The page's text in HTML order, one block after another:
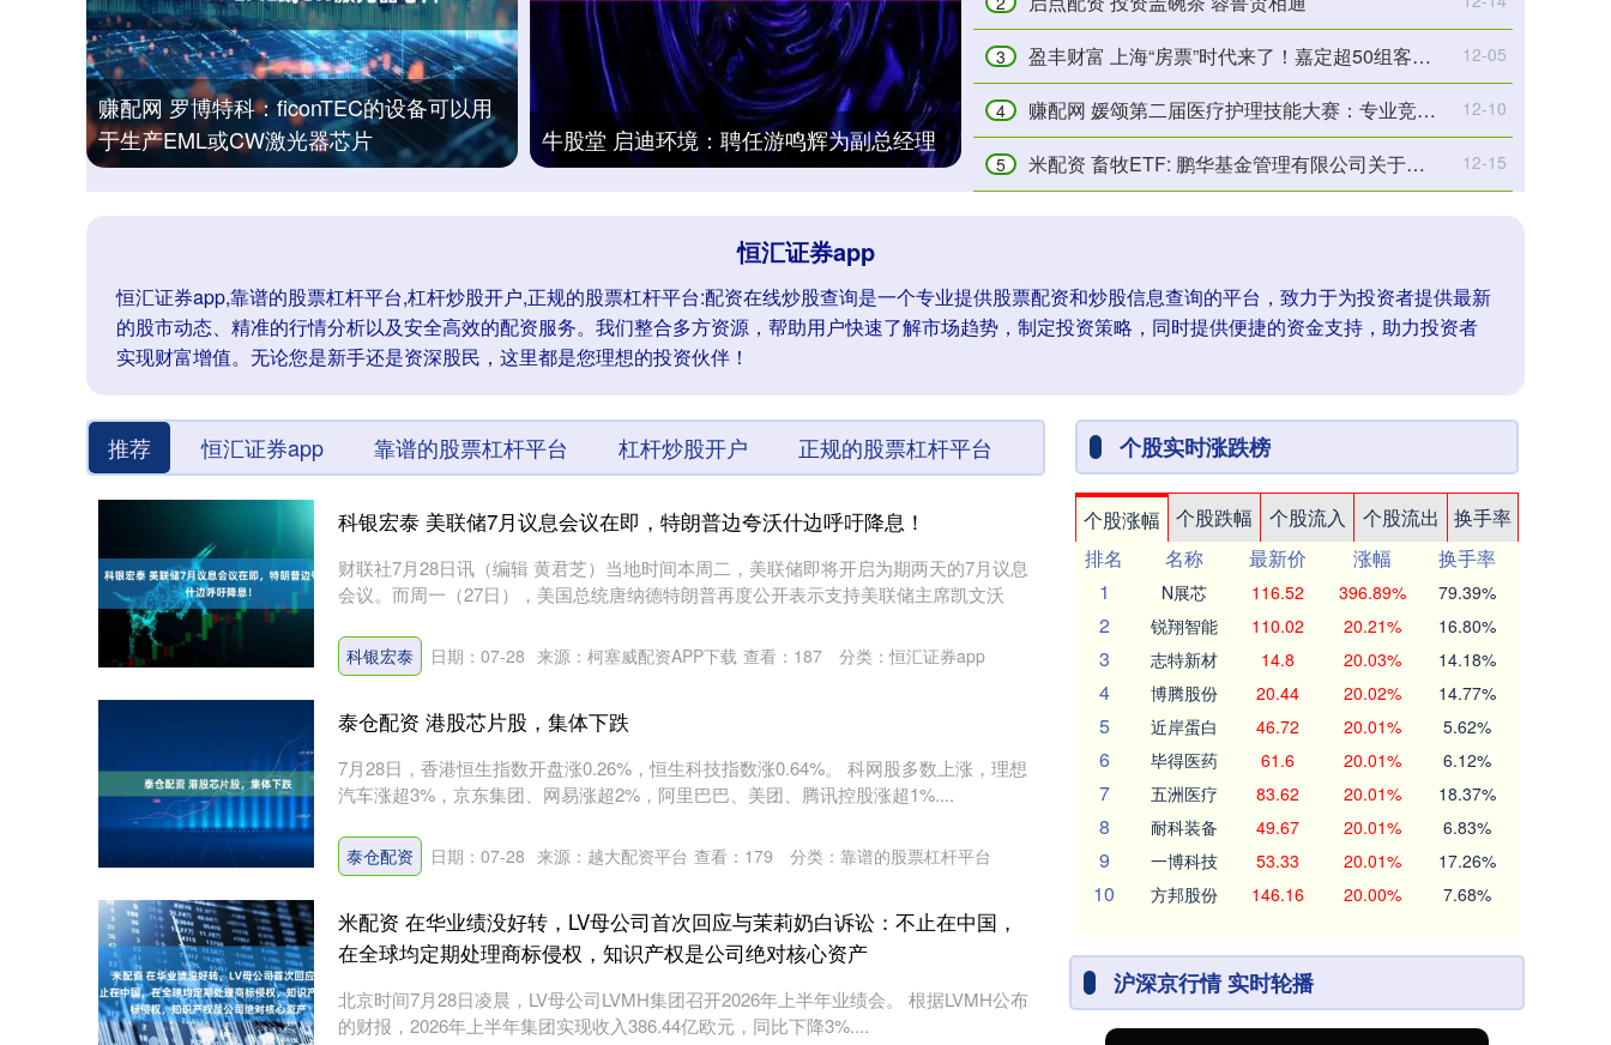
赚配网 罗博特科：ficonTEC的设备可以用
于生产EML或CW激光器芯片
牛股堂 启迪环境：聘任游鸣辉为副总经理
3 盈丰财富 上海“房票”时代来了！嘉定超50组客户，一天内带动销售额3亿多 12-05
4 赚配网 媛颂第二届医疗护理技能大赛：专业竞技，再续华章 12-10
5 米配资 畜牧ETF: 鹏华基金管理有限公司关于旗下部分基金增加世纪证券有限责任公司为申购赎回代理券商的公告 12-15
恒汇证券app
恒汇证券app,靠谱的股票杠杆平台,杠杆炒股开户,正规的股票杠杆平台:配资在线炒股查询是一个专业提供股票配资和炒股信息查询的平台，致力于为投资者提供最新
的股市动态、精准的行情分析以及安全高效的配资服务。我们整合多方资源，帮助用户快速了解市场趋势，制定投资策略，同时提供便捷的资金支持，助力投资者
实现财富增值。无论您是新手还是资深股民，这里都是您理想的投资伙伴！
推荐 恒汇证券app 靠谱的股票杠杆平台 杠杆炒股开户 正规的股票杠杆平台
科银宏泰 美联储7月议息会议在即，特朗普边夸沃什边呼吁降息！
财联社7月28日讯（编辑 黄君芝）当地时间本周二，美联储即将开启为期两天的7月议息
会议。而周一（27日），美国总统唐纳德特朗普再度公开表示支持美联储主席凯文沃
科银宏泰 日期：07-28 来源：柯塞威配资APP下载 查看： 187 分类：恒汇证券app
泰仓配资 港股芯片股，集体下跌
7月28日，香港恒生指数开盘涨0.26%，恒生科技指数涨0.64%。 科网股多数上涨，理想
汽车涨超3%，京东集团、网易涨超2%，阿里巴巴、美团、腾讯控股涨超1%....
泰仓配资 日期：07-28 来源：越大配资平台 查看： 179 分类： 靠谱的股票杠杆平台
米配资 在华业绩没好转，LV母公司首次回应与茉莉奶白诉讼：不止在中国，
在全球均定期处理商标侵权，知识产权是公司绝对核心资产
北京时间7月28日凌晨，LV母公司LVMH集团召开2026年上半年业绩会。 根据LVMH公布
的财报，2026年上半年集团实现收入386.44亿欧元，同比下降3%....
个股实时涨跌榜
个股涨幅 个股跌幅 个股流入 个股流出
换手率
排名
名称 最新价 涨幅
换手率
1
N展芯 116.52 396.89% 79.39%
2 锐翔智能 110.02 20.21% 16.80%
3 志特新材 14.8 20.03% 14.18%
4 博腾股份 20.44 20.02% 14.77%
5 近岸蛋白 46.72 20.01% 5.62%
6 毕得医药 61.6 20.01% 6.12%
7 五洲医疗 83.62 20.01% 18.37%
8 耐科装备 49.67 20.01% 6.83%
9 一博科技 53.33 20.01% 17.26%
10 方邦股份 146.16 20.00% 7.68%
沪深京行情 实时轮播